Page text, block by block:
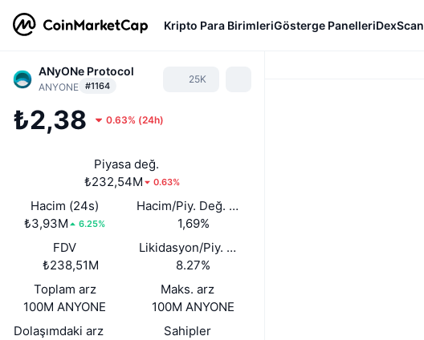
Kripto Para BirimleriGösterge PanelleriDexScan
ANyONe Protocol
ANYONE #1164
25K
₺2,38 0.63% (24h)
Piyasa değ.
₺232,54M
0.63%
Hacim (24s)
₺3,93M
6.25%
Hacim/Piy. Değ. (24s)
1,69%
FDV
₺238,51M
Likidasyon/Piy. Değ.
8.27%
Toplam arz
100M ANYONE
Maks. arz
100M ANYONE
Dolaşımdaki arz
Sahipler